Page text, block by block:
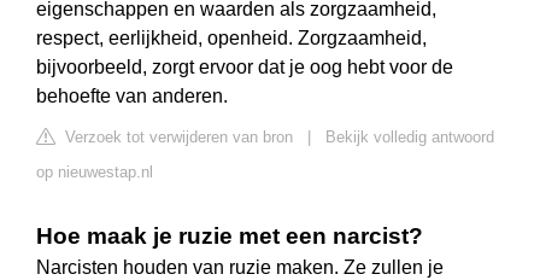
eigenschappen en waarden als zorgzaamheid,
respect, eerlijkheid, openheid. Zorgzaamheid,
bijvoorbeeld, zorgt ervoor dat je oog hebt voor de
behoefte van anderen.
Verzoek tot verwijderen van bron
Bekijk volledig antwoord
op nieuwestap.nl
Hoe maak je ruzie met een narcist?
Narcisten houden van ruzie maken. Ze zullen je